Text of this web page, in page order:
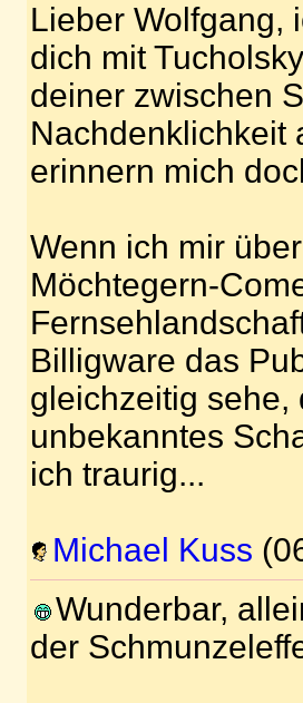
Lieber Wolfgang,
dich mit
deiner zwischen
Nachdenklichkeit
erinnern mich
Wenn ich mir
Möchtegern-
Billigware das
gleichzeitig sehe,
unbekanntes
ich traurig...
Michael Kuss
Wunderbar,
der